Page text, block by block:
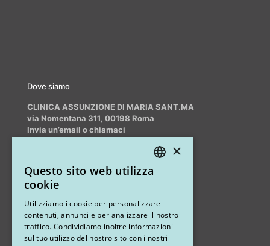
Dove siamo
CLINICA ASSUNZIONE DI MARIA SANT.MA
via Nomentana 311, 00198 Roma
Invia un’email o chiamaci
Altri studi
STUDIO MARIANETTI MED
via Sandro Pertini 26, 67051 Avezzano (AQ)
×
Questo sito web utilizza
cookie
Utilizziamo i cookie per personalizzare
contenuti, annunci e per analizzare il nostro
traffico. Condividiamo inoltre informazioni
sul tuo utilizzo del nostro sito con i nostri